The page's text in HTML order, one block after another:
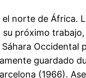
norte de África.
próximo
guardado
(1966).